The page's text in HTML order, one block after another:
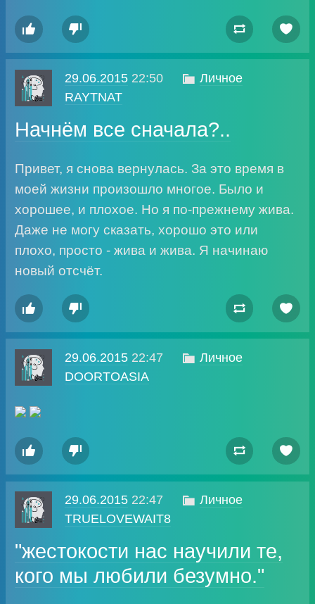
   
29.06.201522:50  Личное
RAYTNAT
Начнём все сначала?..
Привет, я снова вернулась. За это время в
моей жизни произошло многое. Было и
хорошее, и плохое. Но я по-прежнему жива.
Даже не могу сказать, хорошо это или
плохо, просто - жива и жива. Я начинаю
новый отсчёт.
   
29.06.201522:47  Личное
DOORTOASIA
   
29.06.201522:47  Личное
TRUELOVEWAIT8
"жестокости нас научили те,
кого мы любили безумно."